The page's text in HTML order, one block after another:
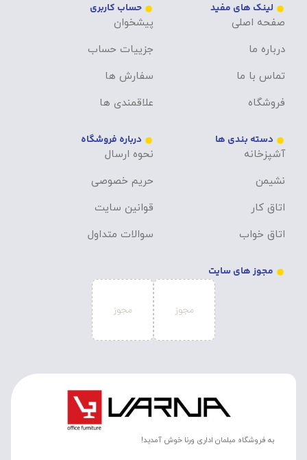
لینک های مفید
صفحه اصلی
درباره ما
تماس با ما
فروشگاه
حساب کاربری
پیشخوان
جزییات حساب
سفارش ها
علاقمندی ها
دسته بندی ها
آشپزخانه
نشیمن
اتاق کار
اتاق خواب
درباره فروشگاه
نحوه ارسال
حریم خصوصی
قوانین سایت
سوالات متداول
مجوز های سایت
به فروشگاه مبلمان اداری ورنا خوش آمدید!